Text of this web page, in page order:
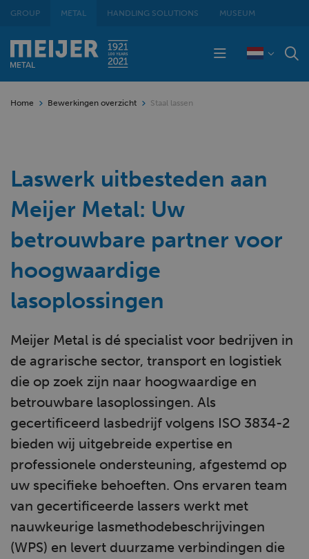
GROUP METAL HANDLING SOLUTIONS MUSEUM
Home Bewerkingen overzicht Staal lassen
Laswerk uitbesteden aan
Meijer Metal: Uw
betrouwbare partner voor
hoogwaardige
lasoplossingen
Meijer Metal is dé specialist voor bedrijven in
de agrarische sector, transport en logistiek
die op zoek zijn naar hoogwaardige en
betrouwbare lasoplossingen. Als
gecertificeerd lasbedrijf volgens ISO 3834-2
bieden wij uitgebreide expertise en
professionele ondersteuning, afgestemd op
uw specifieke behoeften. Ons ervaren team
van gecertificeerde lassers werkt met
nauwkeurige lasmethodebeschrijvingen
(WPS) en levert duurzame verbindingen die